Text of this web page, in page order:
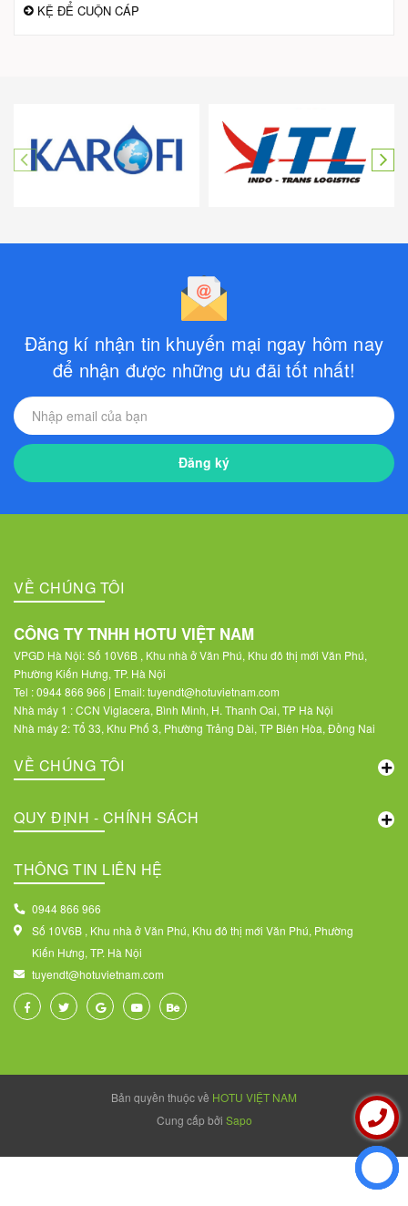
KỆ ĐỂ CUỘN CÁP
Đăng kí nhận tin khuyến mại ngay hôm nay
để nhận được những ưu đãi tốt nhất!
Đăng ký
VỀ CHÚNG TÔI
CÔNG TY TNHH HOTU VIỆT NAM
VPGD Hà Nội: Số 10V6B , Khu nhà ở Văn Phú, Khu đô thị mới Văn Phú,
Phường Kiến Hưng, TP. Hà Nội
Tel : 0944 866 966 | Email: tuyendt@hotuvietnam.com
Nhà máy 1 : CCN Viglacera, Bình Minh, H. Thanh Oai, TP Hà Nội
Nhà máy 2: Tổ 33, Khu Phố 3, Phường Trảng Dài, TP Biên Hòa, Đồng Nai
VỀ CHÚNG TÔI
QUY ĐỊNH - CHÍNH SÁCH
THÔNG TIN LIÊN HỆ
0944 866 966
Số 10V6B , Khu nhà ở Văn Phú, Khu đô thị mới Văn Phú, Phường
Kiến Hưng, TP. Hà Nội
tuyendt@hotuvietnam.com
Bản quyền thuộc về HOTU VIỆT NAM
Cung cấp bởi Sapo